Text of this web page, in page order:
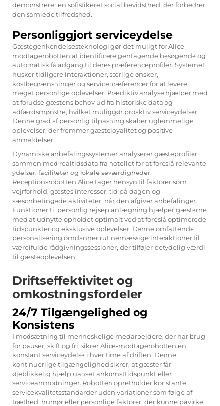
demonstrerer en sofistikeret social bevidsthed, der forbedrer
den samlede tilfredshed.
Personliggjort serviceydelse
Gæstegenkendelsesteknologi gør det muligt for Alice-
modtagerobotten at identificere gentagende besøgende og
automatisk få adgang til deres præferenceprofiler. Systemet
husker tidligere interaktioner, særlige ønsker,
kostbegrænsninger og servicepræferencer for at levere
meget personlige oplevelser. Prædiktiv analyse hjælper med
at forudse gæstens behov ud fra historiske data og
adfærdsmønstre, hvilket muliggør proaktiv serviceydelser.
Denne grad af personlig tilpasning skaber uglemmelige
oplevelser, der fremmer gæsteloyalitet og positive
anmeldelser.
Dynamiske anbefalingssystemer analyserer gæsteprofiler
sammen med realtidsdata fra hotellet for at foreslå relevante
ydelser, faciliteter og lokale seværdigheder.
Receptionsrobotten Alice tager hensyn til faktorer som
vejrforhold, gæstes interesser, tid på dagen og
sæsonbetingede aktiviteter, når den afgiver anbefalinger.
Funktioner til personlig rejseplanlægning hjælper gæsterne
med at udnytte opholdet optimalt ved at foreslå optimerede
tidspunkter og eksklusive oplevelser. Denne omfattende
personalisering omdanner rutinemæssige interaktioner til
værdifulde rådgivningssessioner, der tilføjer betydelig værdi
til gæsteoplevelsen.
Driftseffektivitet og
omkostningsfordeler
24/7 Tilgængelighed og
Konsistens
I modsætning til menneskelige medarbejdere, der har brug
for pauser, skift og fri, sikrer Alice-modtagerobotten en
konstant serviceydelse i hver time af driften. Denne
kontinuerlige tilgængelighed sikrer, at gæster får
øjeblikkelig hjælp uanset ankomsttidspunkt eller
serviceanmodninger. Robotten opretholder konstante
servicekvalitetsstandarder uden variationer som følge af
træthed, humør eller personlige faktorer, der kunne påvirke